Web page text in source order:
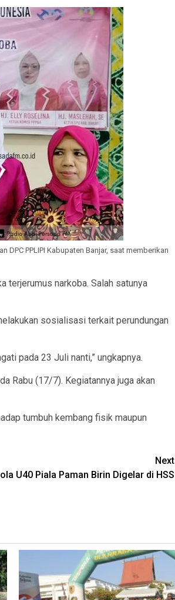
DPC PPLIPI Kabupaten Banjar, saat memberikan
terjerumus narkoba. Salah satunya
sosialisasi terkait perundungan
pada 23 Juli nanti,” ungkapnya.
Rabu (17/7). Kegiatannya juga akan
tumbuh kembang fisik maupun
Next
U40 Piala Paman Birin Digelar di HSS